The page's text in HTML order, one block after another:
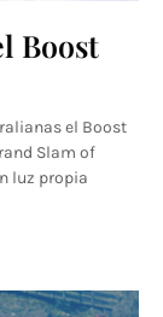
Boost
el Boost
Slam of
luz propia